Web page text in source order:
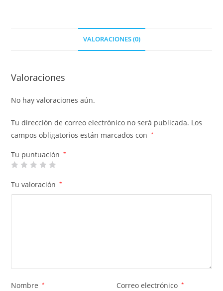
VALORACIONES (0)
Valoraciones
No hay valoraciones aún.
Tu dirección de correo electrónico no será publicada. Los
campos obligatorios están marcados con
*
Tu puntuación *
Tu valoración *
Nombre * Correo electrónico *